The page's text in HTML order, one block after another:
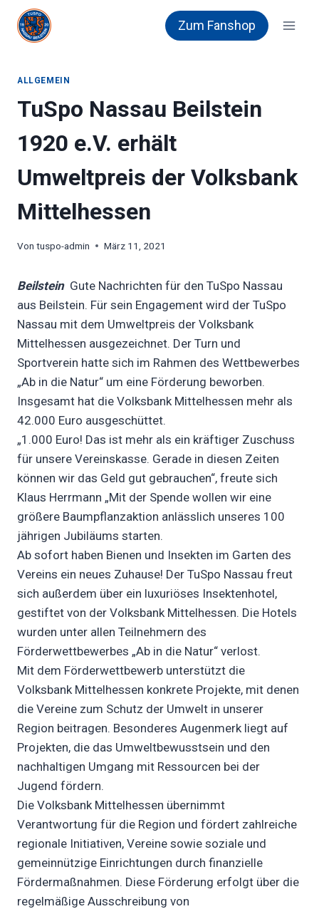
Zum
Inhalt
springen
Zum Fanshop
ALLGEMEIN
TuSpo Nassau Beilstein
1920 e.V. erhält
Umweltpreis der Volksbank
Mittelhessen
Von tuspo-admin März 11, 2021
BeilsteinGute Nachrichten für den TuSpo Nassau
aus Beilstein. Für sein Engagement wird der TuSpo
Nassau mit dem Umweltpreis der Volksbank
Mittelhessen ausgezeichnet. Der Turn und
Sportverein hatte sich im Rahmen des Wettbewerbes
„Ab in die Natur“ um eine Förderung beworben.
Insgesamt hat die Volksbank Mittelhessen mehr als
42.000 Euro ausgeschüttet.
„1.000 Euro! Das ist mehr als ein kräftiger Zuschuss
für unsere Vereinskasse. Gerade in diesen Zeiten
können wir das Geld gut gebrauchen“, freute sich
Klaus Herrmann „Mit der Spende wollen wir eine
größere Baumpflanzaktion anlässlich unseres 100
jährigen Jubiläums starten.
Ab sofort haben Bienen und Insekten im Garten des
Vereins ein neues Zuhause! Der TuSpo Nassau freut
sich außerdem über ein luxuriöses Insektenhotel,
gestiftet von der Volksbank Mittelhessen. Die Hotels
wurden unter allen Teilnehmern des
Förderwettbewerbes „Ab in die Natur“ verlost.
Mit dem Förderwettbewerb unterstützt die
Volksbank Mittelhessen konkrete Projekte, mit denen
die Vereine zum Schutz der Umwelt in unserer
Region beitragen. Besonderes Augenmerk liegt auf
Projekten, die das Umweltbewusstsein und den
nachhaltigen Umgang mit Ressourcen bei der
Jugend fördern.
Die Volksbank Mittelhessen übernimmt
Verantwortung für die Region und fördert zahlreiche
regionale Initiativen, Vereine sowie soziale und
gemeinnützige Einrichtungen durch finanzielle
Fördermaßnahmen. Diese Förderung erfolgt über die
regelmäßige Ausschreibung von